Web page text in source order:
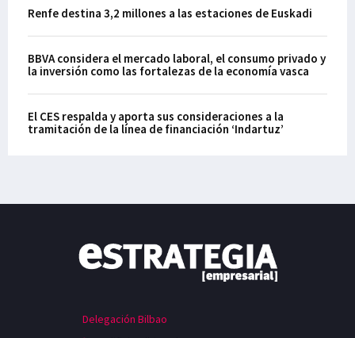
Renfe destina 3,2 millones a las estaciones de Euskadi
BBVA considera el mercado laboral, el consumo privado y
la inversión como las fortalezas de la economía vasca
El CES respalda y aporta sus consideraciones a la
tramitación de la línea de financiación ‘Indartuz’
Delegación Bilbao